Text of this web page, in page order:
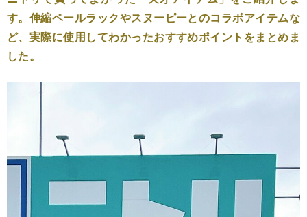
す。伸縮ペールラックやスヌーピーとのコラボアイテムな
ど、実際に使用してわかったおすすめポイントをまとめま
した。